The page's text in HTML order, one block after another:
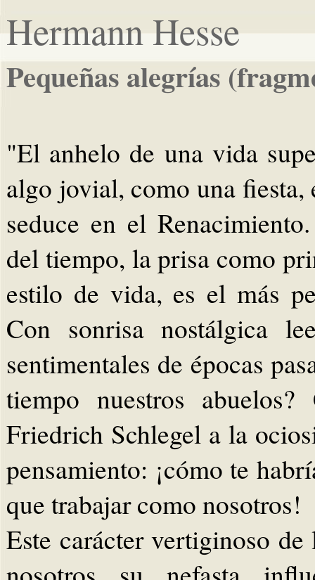
Hermann Hesse
Pequeñas alegrías
"El anhelo de una vida
algo jovial, como una
seduce en el
del tiempo, la prisa como
estilo de vida, es el más
Con sonrisa nostálgica
sentimentales de épocas
tiempo nuestros
Friedrich Schlegel a la
pensamiento: ¡cómo te
que trabajar como nosotros!
Este carácter vertiginoso